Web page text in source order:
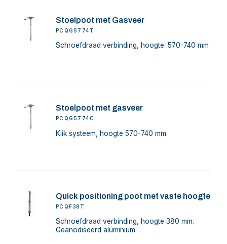
Stoelpoot met Gasveer
PCQG5774T
Schroefdraad verbinding, hoogte: 570-740 mm
Stoelpoot met gasveer
PCQG5774C
Klik systeem, hoogte 570-740 mm.
Quick positioning poot met vaste hoogte
PCQF38T
Schroefdraad verbinding, hoogte 380 mm.
Geanodiseerd aluminium.